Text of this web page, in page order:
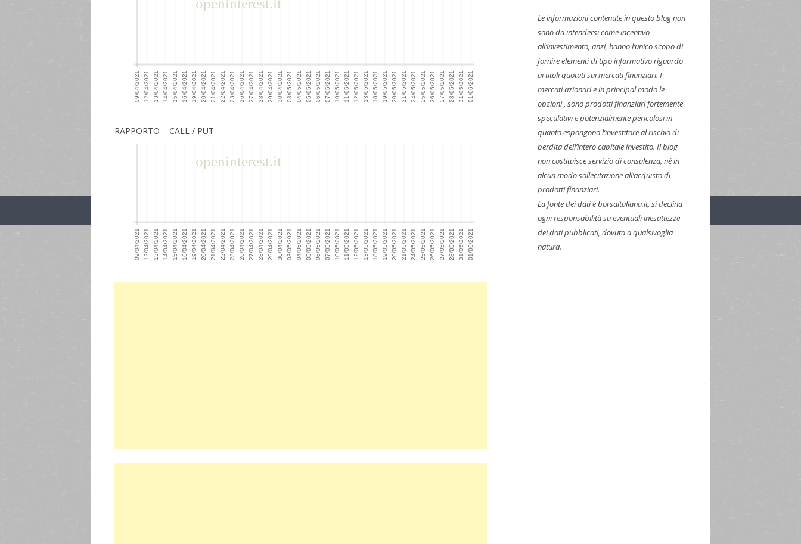
RAPPORTO = CALL / PUT
Le informazioni contenute in questo blog non
sono da intendersi come incentivo
all’investimento, anzi, hanno l’unico scopo di
fornire elementi di tipo informativo riguardo
ai titoli quotati sui mercati finanziari. I
mercati azionari e in principal modo le
opzioni , sono prodotti finanziari fortemente
speculativi e potenzialmente pericolosi in
quanto espongono l’investitore al rischio di
perdita dell’intero capitale investito. Il blog
non costituisce servizio di consulenza, né in
alcun modo sollecitazione all’acquisto di
prodotti finanziari.
La fonte dei dati è borsaitaliana.it, si declina
ogni responsabilità su eventuali inesattezze
dei dati pubblicati, dovuta a qualsivoglia
natura.